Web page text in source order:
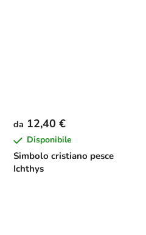
Simbolo cristiano pesce
Ichthys
da 12,40 €
Disponibile